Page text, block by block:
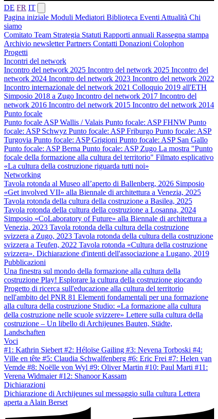
DE FR IT
Pagina iniziale Moduli Mediatori Biblioteca Eventi Attualità Chi
siamo
Comitato Team Strategia Statuti Rapporti annuali Rassegna stampa
Archivio newsletterPartners Contatti Donazioni Colophon
Progetti
Incontri del network
Incontro del network 2025 Incontro del network 2025 Incontro del
network 2024 Incontro del network 2023 Incontro del network 2022
Incontro internazionale del network 2021 Colloquio 2019 all'ETH
Simposio 2018 a Zugo Incontro del network 2017 Incontro del
network 2016 Incontro del network 2015 Incontro del network 2014
Punto focale
Punto focale ASP Wallis / Valais Punto focale: ASP FHNW Punto
focale: ASP Schwyz Punto focale: ASP Friburgo Punto focale: ASP
Turgovia Punto focale: ASP Grigioni Punto focale: ASP San Gallo
Punto focale: ASP Berna Punto focale: ASP Zugo La mostra "Punto
focale della formazione alla cultura del territorio" Filmato esplicativo
«La cultura della costruzione riguarda tutti noi»
Networking
Tavola rotonda al Museo all’aperto di Ballenberg, 2026 Simposio
«Get involved VII» alla Biennale di architettura a Venezia, 2025
Tavola rotonda della cultura della costruzione a Basilea, 2025
Tavola rotonda della cultura della costruzione a Losanna, 2024
Simposio «CoLaboratory of Future» alla Biennale di architettura a
Venezia, 2023 Tavola rotonda della cultura della costruzione
svizzera a Zugo, 2023 Tavola rotonda della cultura della costruzione
svizzera a Teufen, 2022 Tavola rotonda «Cultura della costruzione
svizzera». Dichiarazione d'intenti dell'associazione a Lugano, 2019
Pubblicazioni
Una finestra sul mondo della formazione alla cultura della
costruzione Play! Esplorare la cultura della costruzione giocando
Progetto di ricerca sull'educazione alla cultura del territorio
nell'ambito del PNR 81 Elementi fondamentali per una formazione
alla cultura della costruzione Studio: «La formazione alla cultura
della costruzione nelle scuole svizzere» Lettere sulla cultura della
costruzione – Un libello di Archijeunes Bauten, Städte,
Landschaften
Voci
#1: Kathrin Siebert #2: Héloïse Gailing #3: Nevena Torboski #4:
Ville en tête #5: Claudia Schwalfenberg #6: Eric Frei #7: Helen van
Vemde #8: Noëlle von Wyl #9: Oliver Martin #10: Paul Marti #11:
Verena Widmaier#12: Shanoor Kassam
Dichiarazioni
Dichiarazione di Archijeunes sul messaggio sulla cultura Lettera
aperta a Alain Berset